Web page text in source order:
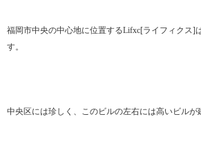
福岡市中央の中心地に位置するLifxc[ライフィクス]
す。
中央区には珍しく、このビルの左右には高いビルが